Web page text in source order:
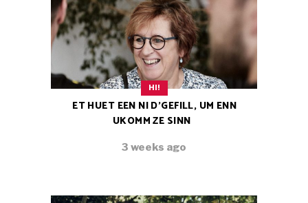
HI!
ET HUET EEN NI D’GEFILL, UM ENN
UKOMM ZE SINN
3 weeks ago